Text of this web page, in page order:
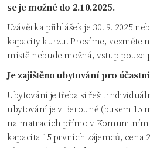
se je možné do 2.10.2025.
Uzávěrka přihlášek je 30. 9. 2025
kapacity kurzu. Prosíme, vezměte
místě nebude možná, vstup pouze
Je zajištěno ubytování pro
Ubytování je třeba si řešit
ubytování je v Berouně (busem 15
na matracích přímo v Komunitním
kapacita 15 prvních zájemců, cena